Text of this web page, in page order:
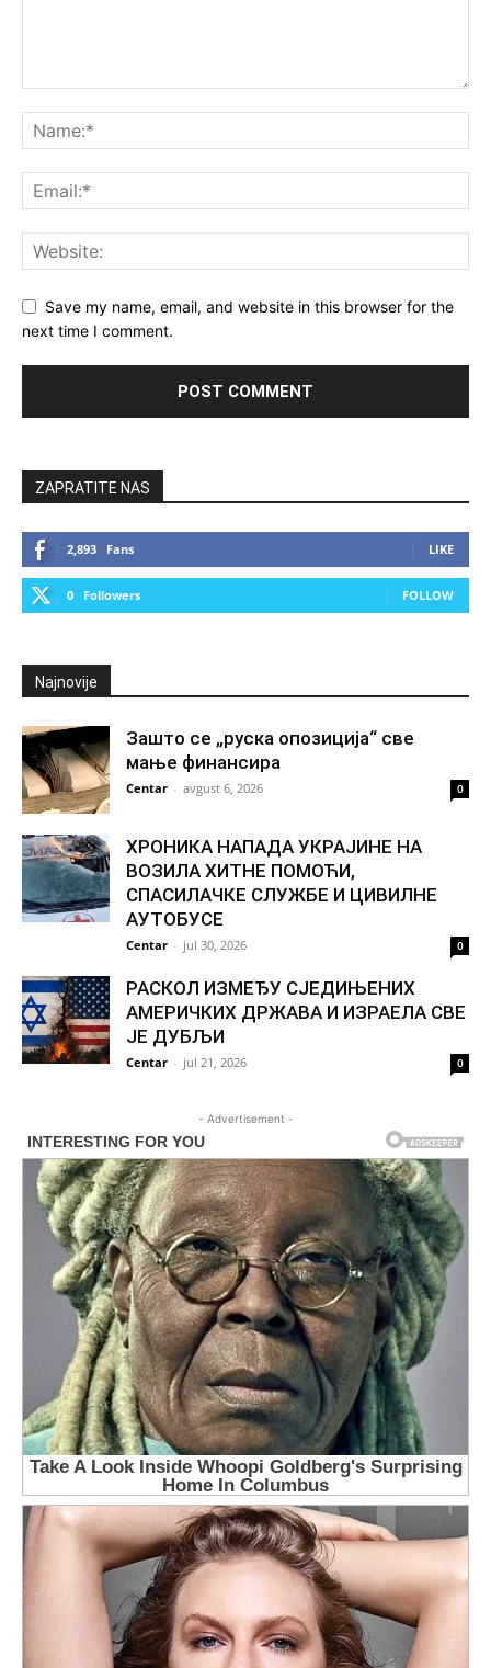
Save my name, email, and website in this browser for the
next time I comment.
ZAPRATITE NAS
2,893 Fans LIKE
0 Followers FOLLOW
Najnovije
Зашто се „руска опозиција“ све
мање финансира
Centar - avgust 6, 2026 0
ХРОНИКА НАПАДА УКРАЈИНЕ НА
ВОЗИЛА ХИТНЕ ПОМОЋИ,
СПАСИЛАЧКЕ СЛУЖБЕ И ЦИВИЛНЕ
АУТОБУСЕ
Centar - jul 30, 2026 0
РАСКОЛ ИЗМЕЂУ СЈЕДИЊЕНИХ
АМЕРИЧКИХ ДРЖАВА И ИЗРАЕЛА СВЕ
ЈЕ ДУБЉИ
Centar - jul 21, 2026 0
- Advertisement -